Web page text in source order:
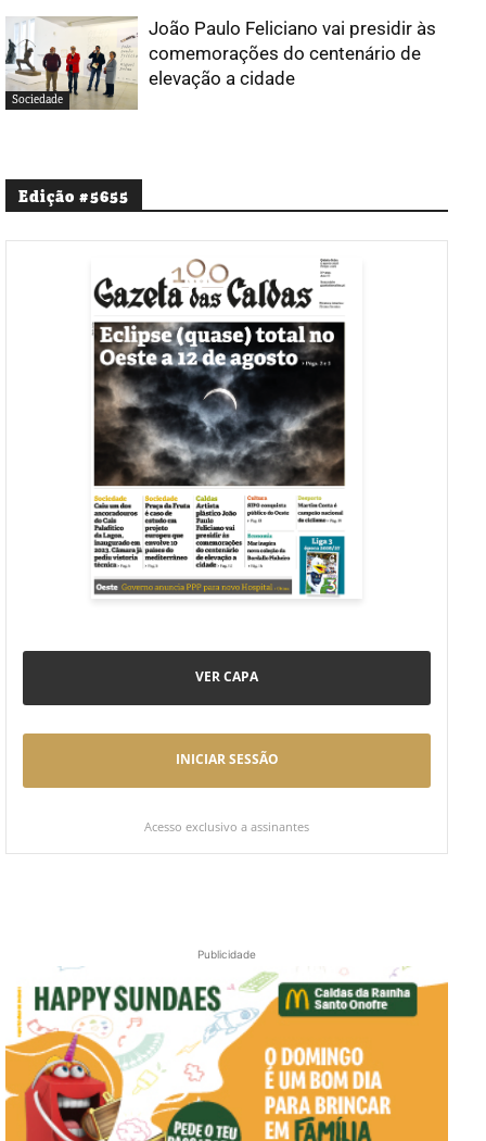
Sociedade
João Paulo Feliciano vai presidir às
comemorações do centenário de
elevação a cidade
Edição #5655
VER CAPA
INICIAR SESSÃO
Acesso exclusivo a assinantes
Publicidade